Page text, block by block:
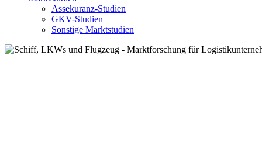
Assekuranz-Studien
GKV-Studien
Sonstige Marktstudien